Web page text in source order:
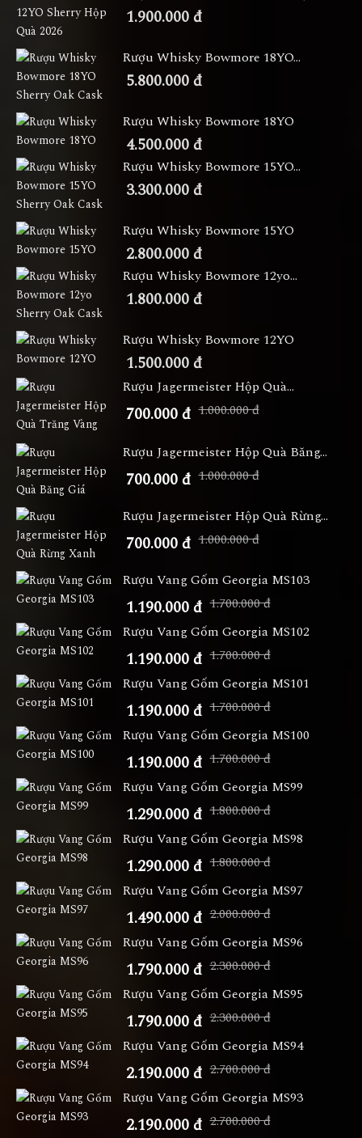
1.900.000 đ
Rượu Whisky Bowmore 18YO...
5.800.000 đ
Rượu Whisky Bowmore 18YO
4.500.000 đ
Rượu Whisky Bowmore 15YO...
3.300.000 đ
Rượu Whisky Bowmore 15YO
2.800.000 đ
Rượu Whisky Bowmore 12yo...
1.800.000 đ
Rượu Whisky Bowmore 12YO
1.500.000 đ
Rượu Jagermeister Hộp Quà...
700.000 đ 1.000.000 đ
Rượu Jagermeister Hộp Quà Băng...
700.000 đ 1.000.000 đ
Rượu Jagermeister Hộp Quà Rừng...
700.000 đ 1.000.000 đ
Rượu Vang Gốm Georgia MS103
1.190.000 đ 1.700.000 đ
Rượu Vang Gốm Georgia MS102
1.190.000 đ 1.700.000 đ
Rượu Vang Gốm Georgia MS101
1.190.000 đ 1.700.000 đ
Rượu Vang Gốm Georgia MS100
1.190.000 đ 1.700.000 đ
Rượu Vang Gốm Georgia MS99
1.290.000 đ 1.800.000 đ
Rượu Vang Gốm Georgia MS98
1.290.000 đ 1.800.000 đ
Rượu Vang Gốm Georgia MS97
1.490.000 đ 2.000.000 đ
Rượu Vang Gốm Georgia MS96
1.790.000 đ 2.300.000 đ
Rượu Vang Gốm Georgia MS95
1.790.000 đ 2.300.000 đ
Rượu Vang Gốm Georgia MS94
2.190.000 đ 2.700.000 đ
Rượu Vang Gốm Georgia MS93
2.190.000 đ 2.700.000 đ